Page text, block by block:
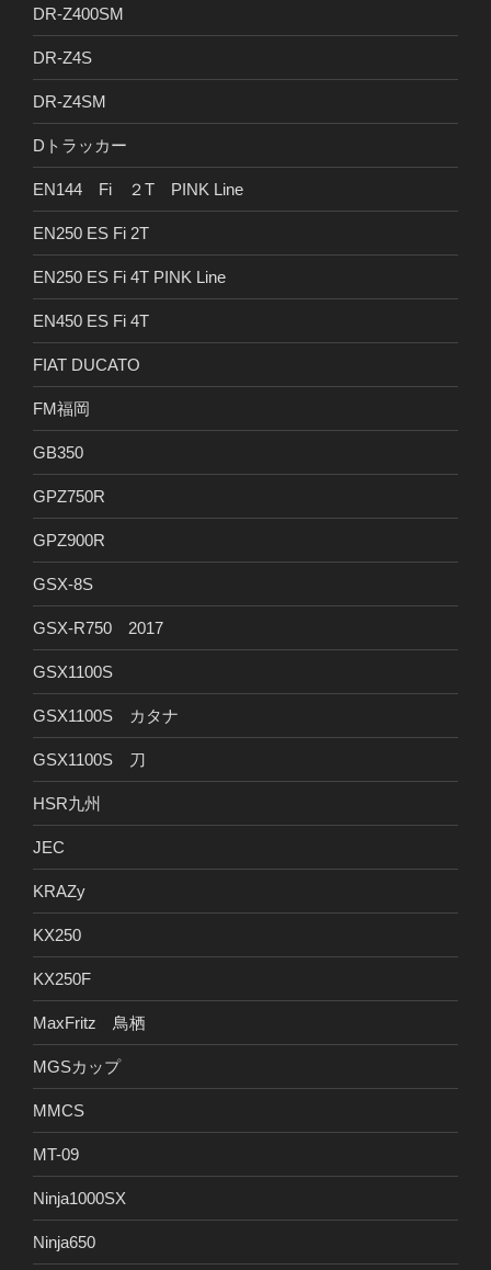
DR-Z400SM
DR-Z4S
DR-Z4SM
Dトラッカー
EN144 Fi ２T PINK Line
EN250 ES Fi 2T
EN250 ES Fi 4T PINK Line
EN450 ES Fi 4T
FIAT DUCATO
FM福岡
GB350
GPZ750R
GPZ900R
GSX-8S
GSX-R750 2017
GSX1100S
GSX1100S カタナ
GSX1100S 刀
HSR九州
JEC
KRAZy
KX250
KX250F
MaxFritz 鳥栖
MGSカップ
MMCS
MT-09
Ninja1000SX
Ninja650